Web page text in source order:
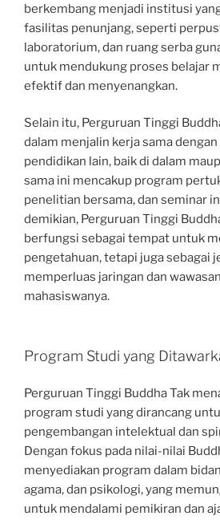
berkembang menjadi institusi
fasilitas penunjang, seperti
laboratorium, dan ruang serba
untuk mendukung proses belajar
efektif dan menyenangkan.
Selain itu, Perguruan Tinggi
dalam menjalin kerja sama
pendidikan lain, baik di dalam
sama ini mencakup program
penelitian bersama, dan seminar
demikian, Perguruan Tinggi
berfungsi sebagai tempat untuk
pengetahuan, tetapi juga sebagai
memperluas jaringan dan
mahasiswanya.
Program Studi yang
Perguruan Tinggi Buddha Tak
program studi yang dirancang
pengembangan intelektual dan
Dengan fokus pada nilai-nilai
menyediakan program dalam
agama, dan psikologi, yang
untuk mendalami pemikiran dan